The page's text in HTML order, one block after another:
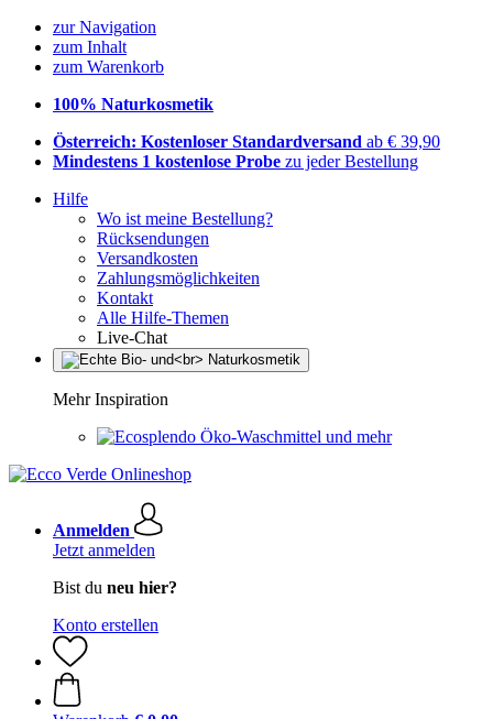
zur Navigation
zum Inhalt
zum Warenkorb
100% Naturkosmetik
Österreich: Kostenloser Standardversand ab € 39,90
Mindestens 1 kostenlose Probe zu jeder Bestellung
Hilfe
Wo ist meine Bestellung?
Rücksendungen
Versandkosten
Zahlungsmöglichkeiten
Kontakt
Alle Hilfe-Themen
Live-Chat
Mehr Inspiration
Öko-Waschmittel und mehr
Anmelden
Jetzt anmelden
Bist du neu hier?
Konto erstellen